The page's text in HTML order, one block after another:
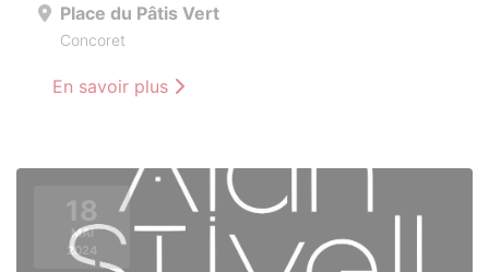
Place du Pâtis Vert
Concoret
En savoir plus
18
MAI
2024